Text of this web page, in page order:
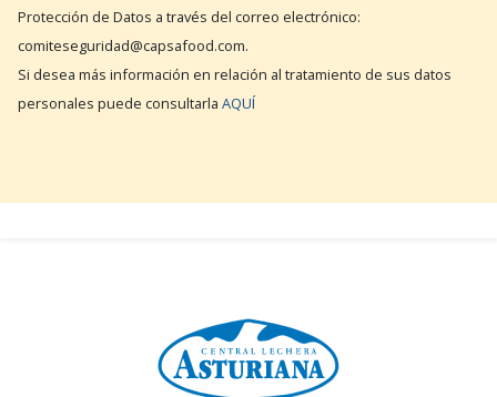
Protección de Datos a través del correo electrónico:
comiteseguridad@capsafood.com.
Si desea más información en relación al tratamiento de sus datos
personales puede consultarla AQUÍ